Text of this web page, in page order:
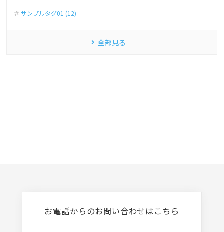
サンプルタグ01 (12)
全部見る
お電話からのお問い合わせはこちら